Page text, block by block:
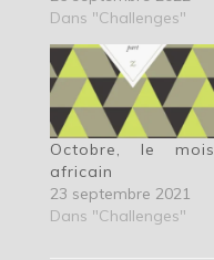
Dans "Challenges"
Octobre, le mois
africain
23 septembre 2021
Dans "Challenges"